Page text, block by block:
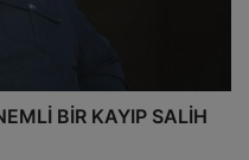
BİR KAYIP SALİH